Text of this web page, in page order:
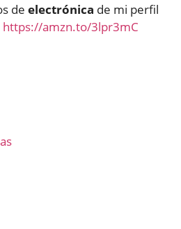
de electrónica de mi perfil
https://amzn.to/3lpr3mC